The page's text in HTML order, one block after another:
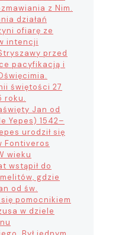
z Nim.
działań
ofiarę ze
intencji
przed
pacyfikacją i
świętości 27
roku.
święty Jan od
Yepes) 1542–
urodził się
Fontiveros
wieku
wstąpił do
gdzie
od św.
pomocnikiem
w dziele